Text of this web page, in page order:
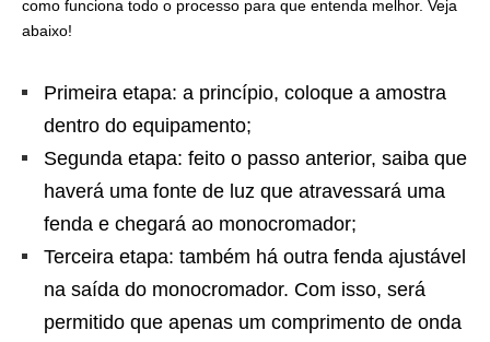
como funciona todo o processo para que entenda melhor. Veja
abaixo!
Primeira etapa: a princípio, coloque a amostra
dentro do equipamento;
Segunda etapa: feito o passo anterior, saiba que
haverá uma fonte de luz que atravessará uma
fenda e chegará ao monocromador;
Terceira etapa: também há outra fenda ajustável
na saída do monocromador. Com isso, será
permitido que apenas um comprimento de onda